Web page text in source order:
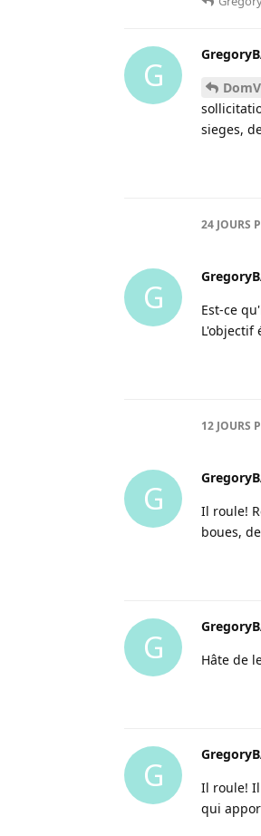
G DomV
sieges,
24 JOURS
G
Est-ce
L'objectif
12 JOURS
G
Il roule!
boues,
G Hâte de
G
Il roule!
qui